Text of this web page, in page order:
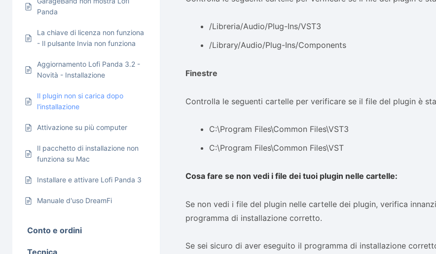
Panda
La chiave di licenza non funziona
- Il pulsante Invia non funziona
Aggiornamento Lofi Panda 3.2 -
Novità - Installazione
Il plugin non si carica dopo
l'installazione
Attivazione su più computer
Il pacchetto di installazione non
funziona su Mac
Installare e attivare Lofi Panda 3
Manuale d'uso DreamFi
Conto e ordini
/Libreria/Audio/Plug-Ins/VST3
/Library/Audio/Plug-Ins/Components
Finestre
Controlla le seguenti cartelle per verificare se il file del plugin è
C:\Program Files\Common Files\VST3
C:\Program Files\Common Files\VST
Cosa fare se non vedi i file dei tuoi plugin nelle cartelle:
Se non vedi i file del plugin nelle cartelle dei plugin, verifica
programma di installazione corretto.
Se sei sicuro di aver eseguito il programma di installazione